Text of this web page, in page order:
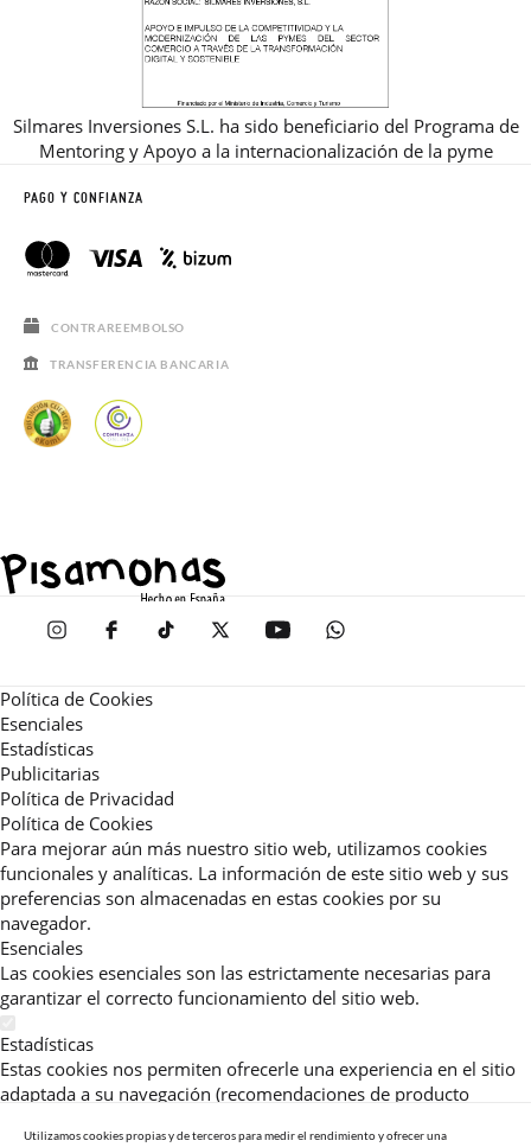
Silmares Inversiones S.L. ha sido beneficiario del Programa de
Mentoring y Apoyo a la internacionalización de la pyme
PAGO Y CONFIANZA
CONTRAREEMBOLSO
TRANSFERENCIA BANCARIA
Política de Cookies
Esenciales
Estadísticas
Publicitarias
Política de Privacidad
Política de Cookies
Para mejorar aún más nuestro sitio web, utilizamos cookies
funcionales y analíticas. La información de este sitio web y sus
preferencias son almacenadas en estas cookies por su
navegador.
Esenciales
Las cookies esenciales son las estrictamente necesarias para
garantizar el correcto funcionamiento del sitio web.
Estadísticas
Estas cookies nos permiten ofrecerle una experiencia en el sitio
adaptada a su navegación (recomendaciones de producto
Utilizamos cookies propias y de terceros para medir el rendimiento y ofrecer una